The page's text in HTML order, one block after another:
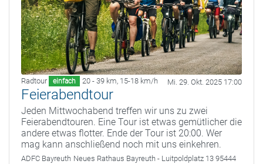
Radtour einfach 20 - 39 km, 15-18 km/h Mi. 29. Okt. 2025 17:00
Feierabendtour
Jeden Mittwochabend treffen wir uns zu zwei
Feierabendtouren. Eine Tour ist etwas gemütlicher die
andere etwas flotter. Ende der Tour ist 20:00. Wer
mag kann anschließend noch mit uns einkehren.
ADFC Bayreuth Neues Rathaus Bayreuth - Luitpoldplatz 13 95444